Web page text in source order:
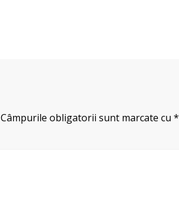
Câmpurile obligatorii sunt marcate cu*